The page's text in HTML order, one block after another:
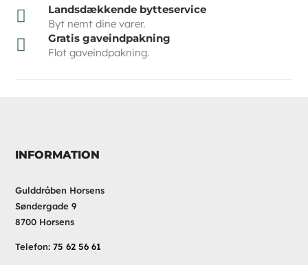

Landsdækkende bytteservice
Byt nemt dine varer.

Gratis gaveindpakning
Flot gaveindpakning.
INFORMATION
Gulddråben Horsens
Søndergade 9
8700 Horsens
Telefon:75 62 56 61